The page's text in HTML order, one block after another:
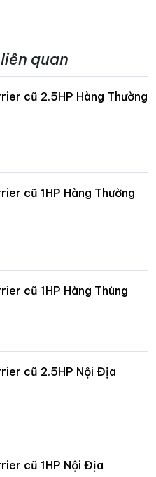
quan
cũ 2.5HP Hàng Thường
cũ 1HP Hàng Thường
cũ 1HP Hàng Thùng
cũ 2.5HP Nội Địa
cũ 1HP Nội Địa